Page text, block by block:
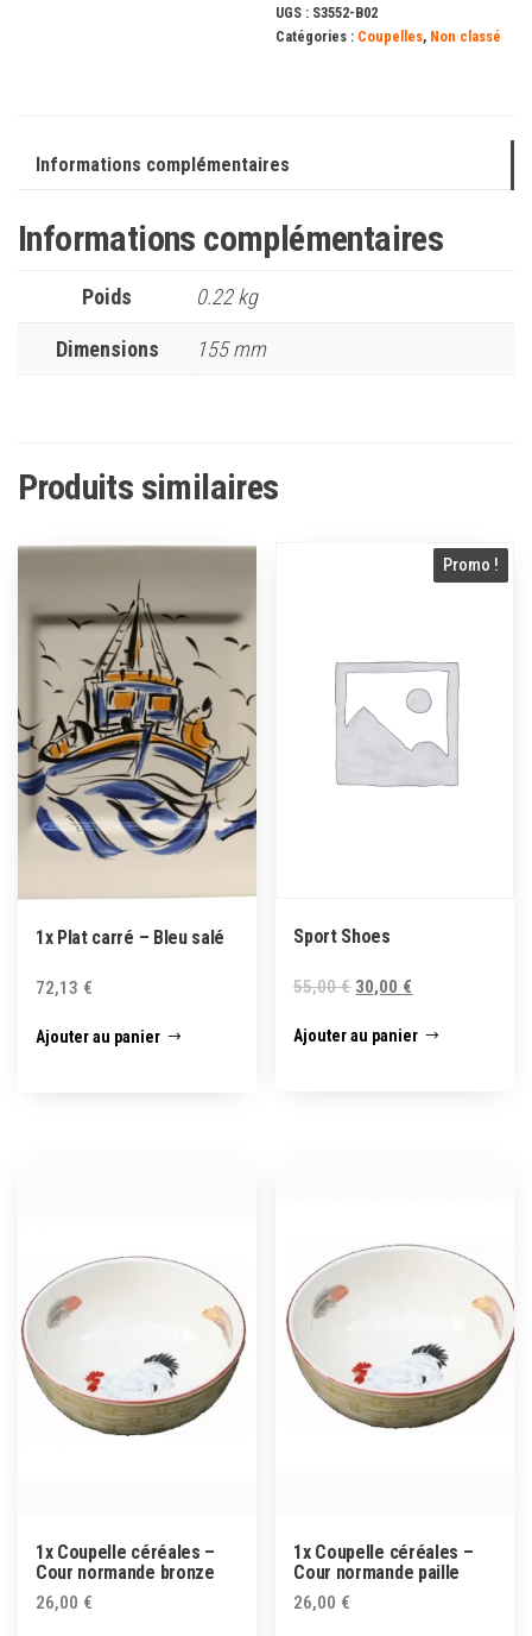
Bleu
UGS : S3552-B02
Catégories : Coupelles, Non classé
Informations complémentaires
Informations complémentaires
Poids 0.22 kg
Dimensions 155 mm
Produits similaires
1x Plat carré – Bleu salé
72,13 €
Ajouter au panier
Promo !
Sport Shoes
55,00€ 30,00 €
Ajouter au panier
1x Coupelle céréales –
Cour normande bronze
26,00 €
1x Coupelle céréales –
Cour normande paille
26,00 €